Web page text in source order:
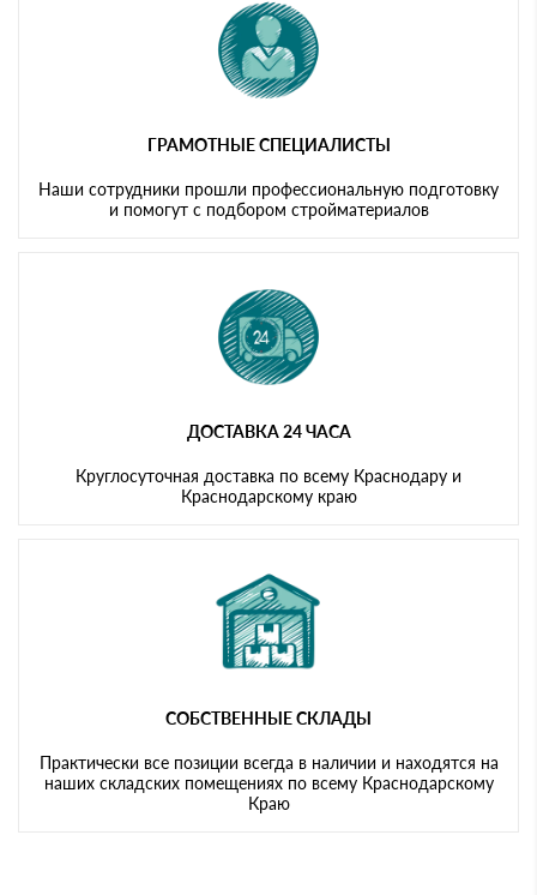
ГРАМОТНЫЕ СПЕЦИАЛИСТЫ
Наши сотрудники прошли профессиональную подготовку
и помогут с подбором стройматериалов
ДОСТАВКА 24 ЧАСА
Круглосуточная доставка по всему Краснодару и
Краснодарскому краю
СОБСТВЕННЫЕ СКЛАДЫ
Практически все позиции всегда в наличии и находятся на
наших складских помещениях по всему Краснодарскому
Краю